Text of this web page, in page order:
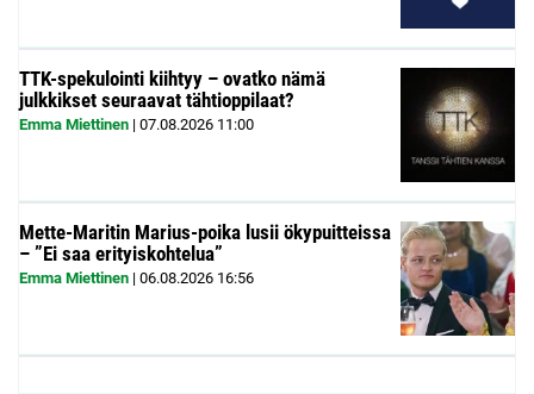
TTK-spekulointi kiihtyy – ovatko nämä
julkkikset seuraavat tähtioppilaat?
Emma Miettinen | 07.08.2026 11:00
Mette-Maritin Marius-poika lusii ökypuitteissa
– ”Ei saa erityiskohtelua”
Emma Miettinen | 06.08.2026 16:56